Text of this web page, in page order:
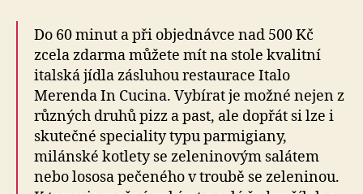
Do 60 minut a při objednávce nad 500 Kč
zcela zdarma můžete mít na stole kvalitní
italská jídla zásluhou restaurace Italo
Merenda In Cucina. Vybírat je možné nejen z
různých druhů pizz a past, ale dopřát si lze i
skutečné speciality typu parmigiany,
milánské kotlety se zeleninovým salátem
nebo lososa pečeného v troubě se zeleninou.